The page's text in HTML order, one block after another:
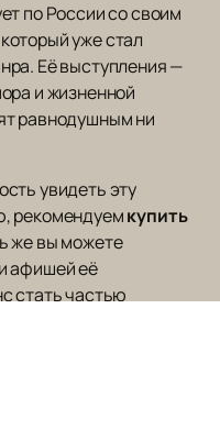
по России со своим
уже стал
Её выступления —
и жизненной
равнодушным ни
увидеть эту
рекомендуемкупить
же вы можете
афишей её
стать частью